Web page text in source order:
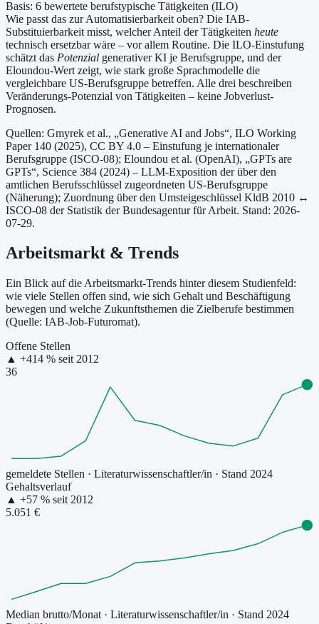
Basis: 6 bewertete berufstypische Tätigkeiten (ILO)
Wie passt das zur Automatisierbarkeit oben? Die IAB-
Substituierbarkeit misst, welcher Anteil der Tätigkeiten heute
technisch ersetzbar wäre – vor allem Routine. Die ILO-Einstufung
schätzt das Potenzial generativer KI je Berufsgruppe, und der
Eloundou-Wert zeigt, wie stark große Sprachmodelle die
vergleichbare US-Berufsgruppe betreffen. Alle drei beschreiben
Veränderungs-Potenzial von Tätigkeiten – keine Jobverlust-
Prognosen.
Quellen: Gmyrek et al., „Generative AI and Jobs“, ILO Working
Paper 140 (2025), CC BY 4.0 – Einstufung je internationaler
Berufsgruppe (ISCO-08); Eloundou et al. (OpenAI), „GPTs are
GPTs“, Science 384 (2024) – LLM-Exposition der über den
amtlichen Berufsschlüssel zugeordneten US-Berufsgruppe
(Näherung); Zuordnung über den Umsteigeschlüssel KldB 2010 ↔
ISCO-08 der Statistik der Bundesagentur für Arbeit. Stand: 2026-
07-29.
Arbeitsmarkt & Trends
Ein Blick auf die Arbeitsmarkt-Trends hinter diesem Studienfeld:
wie viele Stellen offen sind, wie sich Gehalt und Beschäftigung
bewegen und welche Zukunftsthemen die Zielberufe bestimmen
(Quelle: IAB-Job-Futuromat).
Offene Stellen
▲ +414 % seit 2012
36
gemeldete Stellen · Literaturwissenschaftler/in · Stand 2024
Gehaltsverlauf
▲ +57 % seit 2012
5.051 €
Median brutto/Monat · Literaturwissenschaftler/in · Stand 2024